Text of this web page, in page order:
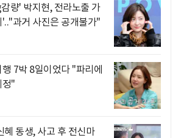
량' 박지현, 전라노출 가
과거 사진은 공개불가"
7박 8일이었다 "파리에
정"
혜 동생, 사고 후 전신마